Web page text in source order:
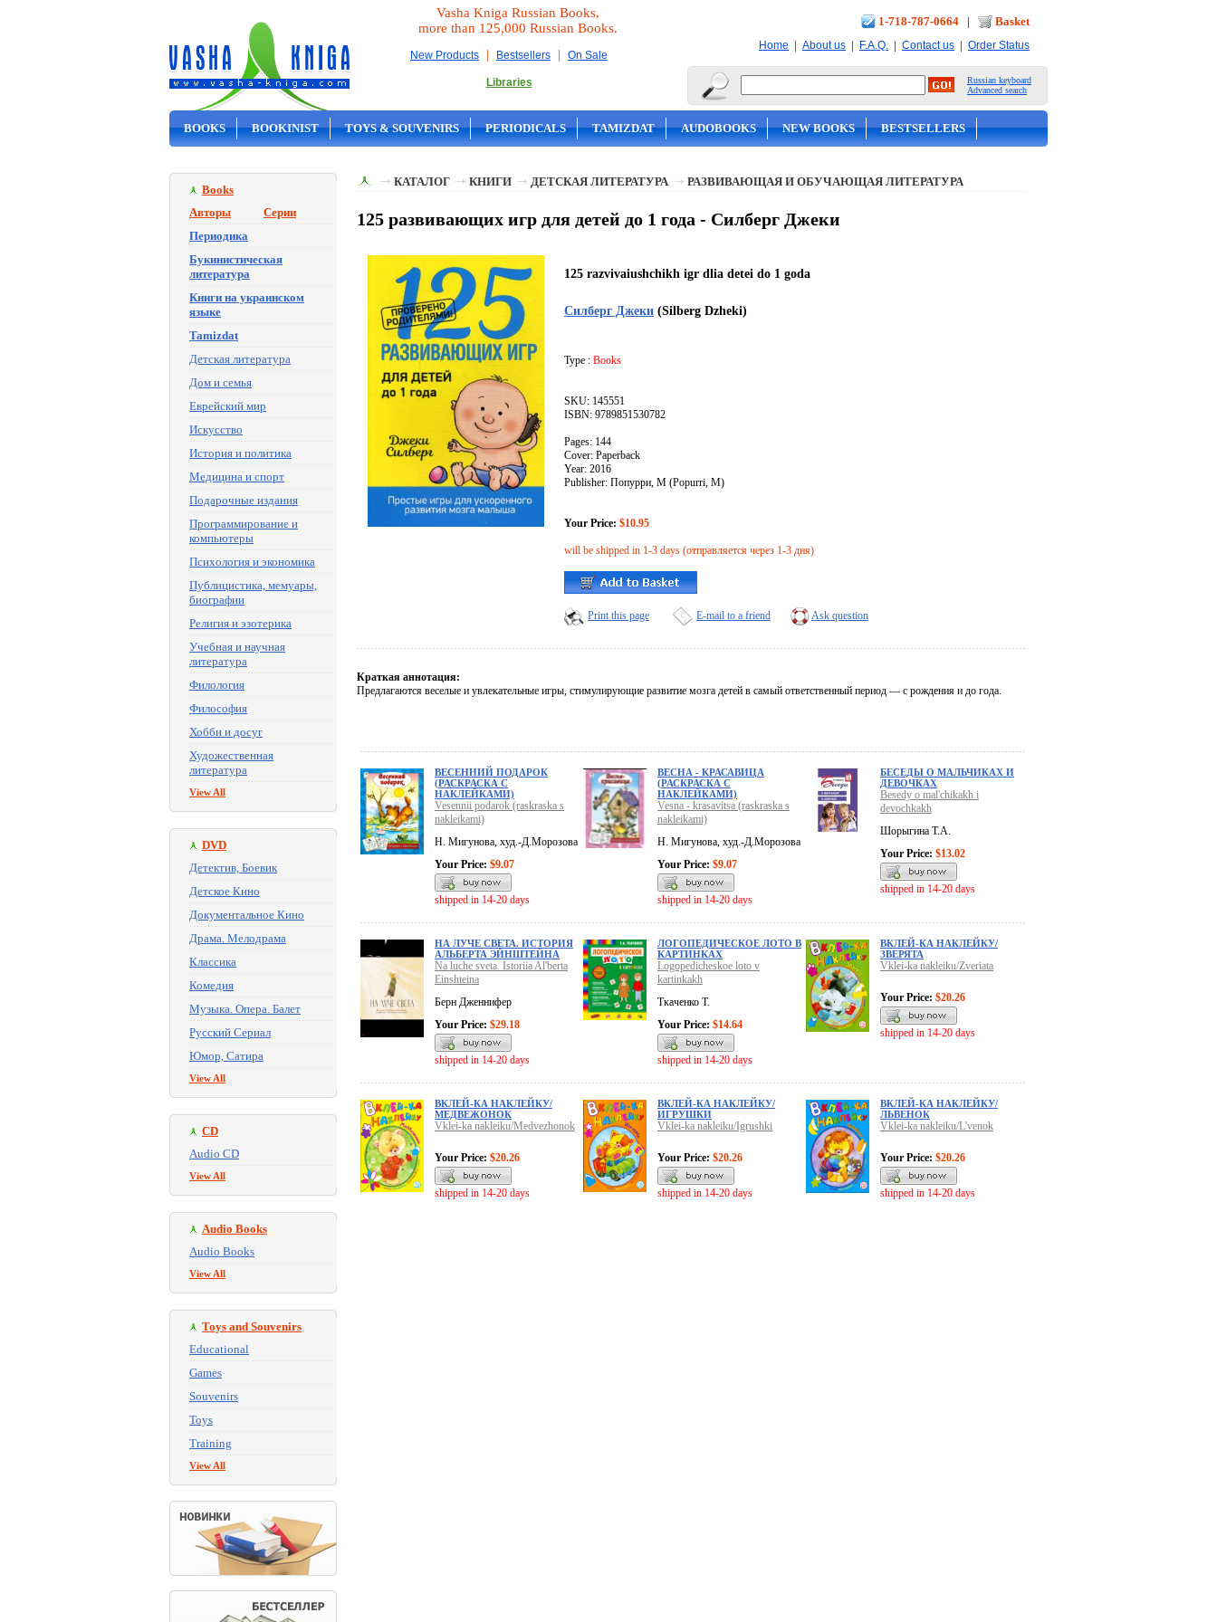
Vasha Kniga Russian Books,
more than 125,000 Russian Books.
New Products | Bestsellers | On Sale
Libraries
1-718-787-0664 | Basket
Home | About us | F.A.Q. | Contact us | Order Status
Russian keyboard
Advanced search
BOOKS BOOKINIST TOYS & SOUVENIRS PERIODICALS TAMIZDAT AUDOBOOKS NEW BOOKS BESTSELLERS
Books
Авторы
Серии
Периодика
Букинистическая
литература
Книги на украинском
языке
Tamizdat
Детская литература
Дом и семья
Еврейский мир
Искусство
История и политика
Медицина и спорт
Подарочные издания
Программирование и
компьютеры
Психология и экономика
Публицистика, мемуары,
биографии
Религия и эзотерика
Учебная и научная
литература
Филология
Философия
Хобби и досуг
Художественная
литература
View All
DVD
Детектив, Боевик
Детское Кино
Документальное Кино
Драма. Мелодрама
Классика
Комедия
Музыка. Опера. Балет
Русский Сериал
Юмор, Сатира
View All
CD
Audio CD
View All
Audio Books
Audio Books
View All
Toys and Souvenirs
Educational
Games
Souvenirs
Toys
Training
View All
КАТАЛОГ КНИГИ ДЕТСКАЯ ЛИТЕРАТУРА РАЗВИВАЮЩАЯ И ОБУЧАЮЩАЯ ЛИТЕРАТУРА
125 развивающих игр для детей до 1 года - Силберг Джеки
125 razvivaiushchikh igr dlia detei do 1 goda
Силберг Джеки (Silberg Dzheki)
Type : Books
SKU: 145551
ISBN: 9789851530782
Pages: 144
Cover: Paperback
Year: 2016
Publisher: Попурри, М (Popurri, M)
Your Price: $10.95
will be shipped in 1-3 days (отправляется через 1-3 дня)
Print this page E-mail to a friend Ask question
Краткая аннотация:
Предлагаются веселые и увлекательные игры, стимулирующие развитие мозга детей в самый ответственный период — с рождения и до года.
ВЕСЕННИЙ ПОДАРОК
(РАСКРАСКА С
НАКЛЕЙКАМИ)
Vesennii podarok (raskraska s
nakleikami)
Н. Мигунова, худ.-Д.Морозова
Your Price: $9.07
shipped in 14-20 days
ВЕСНА - КРАСАВИЦА
(РАСКРАСКА С
НАКЛЕЙКАМИ)
Vesna - krasavitsa (raskraska s
nakleikami)
Н. Мигунова, худ.-Д.Морозова
Your Price: $9.07
shipped in 14-20 days
БЕСЕДЫ О МАЛЬЧИКАХ И
ДЕВОЧКАХ
Besedy o mal'chikakh i
devochkakh
Шорыгина Т.А.
Your Price: $13.02
shipped in 14-20 days
НА ЛУЧЕ СВЕТА. ИСТОРИЯ
АЛЬБЕРТА ЭЙНШТЕЙНА
Na luche sveta. Istoriia Al'berta
Einshteina
Берн Дженнифер
Your Price: $29.18
shipped in 14-20 days
ЛОГОПЕДИЧЕСКОЕ ЛОТО В
КАРТИНКАХ
Logopedicheskoe loto v
kartinkakh
Ткаченко Т.
Your Price: $14.64
shipped in 14-20 days
ВКЛЕЙ-КА НАКЛЕЙКУ/
ЗВЕРЯТА
Vklei-ka nakleiku/Zveriata
Your Price: $20.26
shipped in 14-20 days
ВКЛЕЙ-КА НАКЛЕЙКУ/
МЕДВЕЖОНОК
Vklei-ka nakleiku/Medvezhonok
Your Price: $20.26
shipped in 14-20 days
ВКЛЕЙ-КА НАКЛЕЙКУ/
ИГРУШКИ
Vklei-ka nakleiku/Igrushki
Your Price: $20.26
shipped in 14-20 days
ВКЛЕЙ-КА НАКЛЕЙКУ/
ЛЬВЕНОК
Vklei-ka nakleiku/L'venok
Your Price: $20.26
shipped in 14-20 days